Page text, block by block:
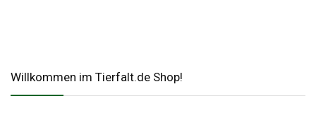
Willkommen im Tierfalt.de Shop!